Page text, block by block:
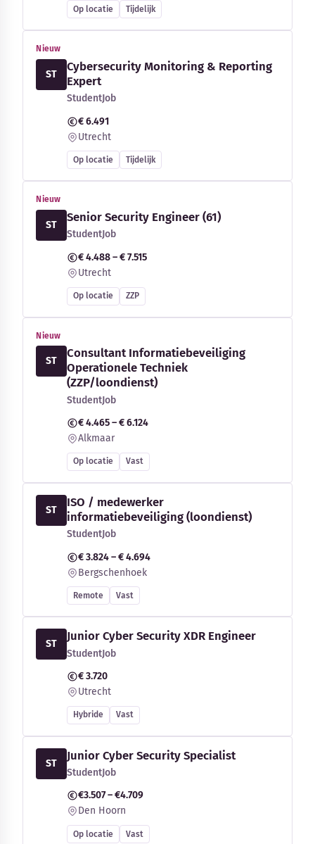
Op locatie Tijdelijk
Nieuw
ST
Cybersecurity Monitoring & Reporting
Expert
StudentJob
€ 6.491
Utrecht
Op locatie Tijdelijk
Nieuw
ST
Senior Security Engineer (61)
StudentJob
€ 4.488 – € 7.515
Utrecht
Op locatie ZZP
Nieuw
ST
Consultant Informatiebeveiliging
Operationele Techniek
(ZZP/loondienst)
StudentJob
€ 4.465 – € 6.124
Alkmaar
Op locatie Vast
ST
ISO / medewerker
informatiebeveiliging (loondienst)
StudentJob
€ 3.824 – € 4.694
Bergschenhoek
Remote Vast
ST
Junior Cyber Security XDR Engineer
StudentJob
€ 3.720
Utrecht
Hybride Vast
ST
Junior Cyber Security Specialist
StudentJob
€3.507 – €4.709
Den Hoorn
Op locatie Vast